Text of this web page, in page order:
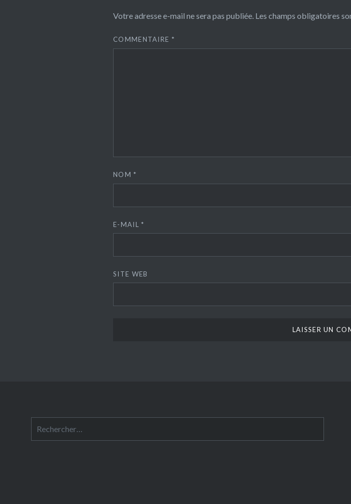
Votre adresse e-mail ne sera pas publiée. Les champs obligatoires
COMMENTAIRE *
NOM*
E-MAIL*
SITE WEB